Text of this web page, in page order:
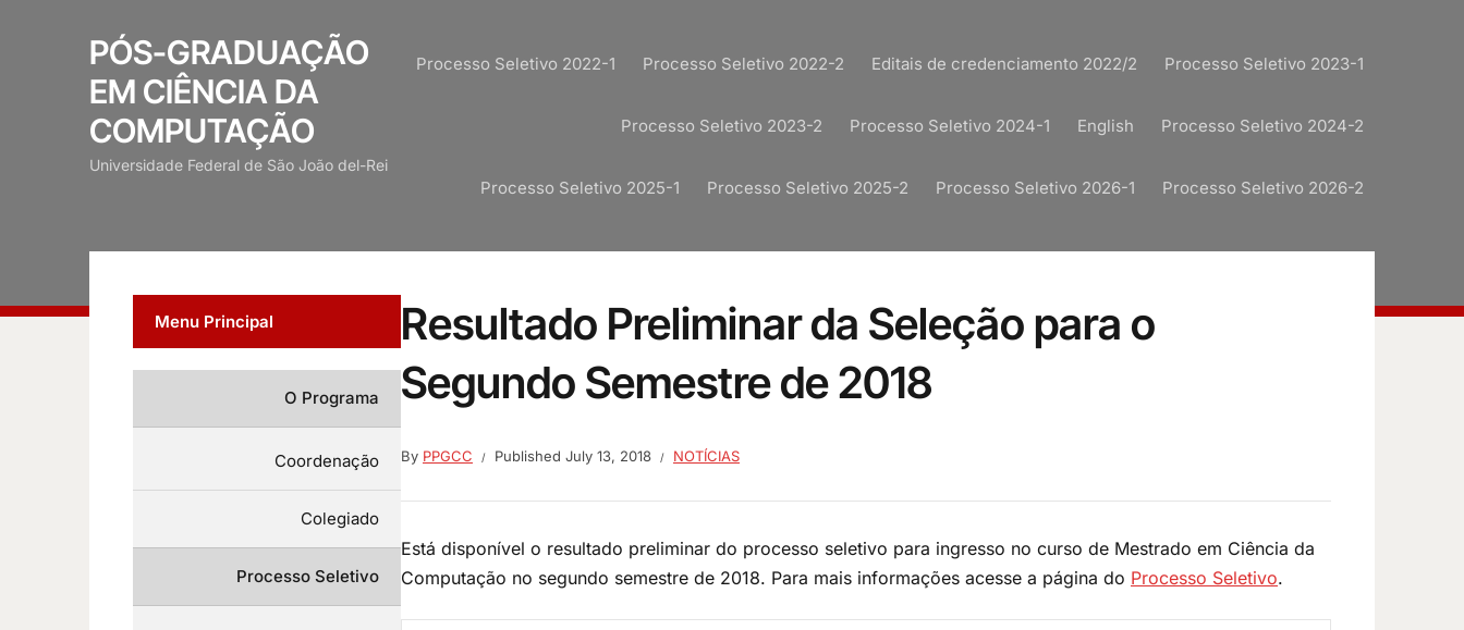
PÓS-GRADUAÇÃO
EM CIÊNCIA DA
COMPUTAÇÃO
Universidade Federal de São João del-Rei
Processo Seletivo 2022-1 Processo Seletivo 2022-2 Editais de credenciamento 2022/2 Processo Seletivo 2023-1
Processo Seletivo 2023-2 Processo Seletivo 2024-1 English Processo Seletivo 2024-2
Processo Seletivo 2025-1 Processo Seletivo 2025-2 Processo Seletivo 2026-1 Processo Seletivo 2026-2
Resultado Preliminar da Seleção para o
Segundo Semestre de 2018
By PPGCC Published July 13, 2018 NOTÍCIAS
Está disponível o resultado preliminar do processo seletivo para ingresso no curso de Mestrado em Ciência da
Computação no segundo semestre de 2018. Para mais informações acesse a página do Processo Seletivo.
Menu Principal
O Programa
Coordenação
Colegiado
Processo Seletivo